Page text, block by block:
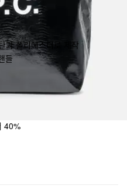
과 폴리에스터로 제작
들
40%